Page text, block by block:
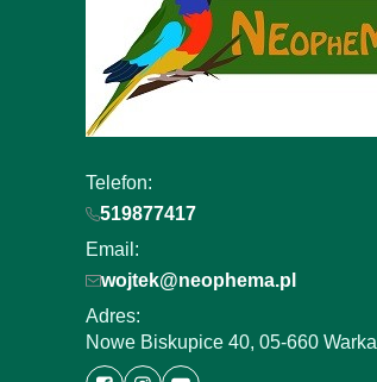
Telefon:
519877417
Email:
wojtek@neophema.pl
Adres:
Nowe Biskupice 40, 05-660 Warka